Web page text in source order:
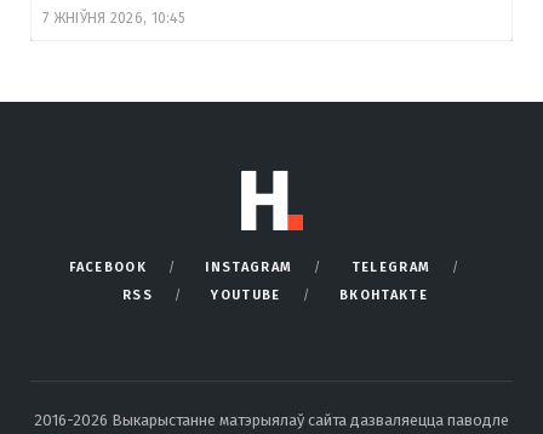
7 ЖНІЎНЯ 2026, 10:45
FACEBOOK INSTAGRAM
TELEGRAM
RSS
YOUTUBE ВКОНТАКТЕ
2016-2026 Выкарыстанне матэрыялаў сайта дазваляецца паводле